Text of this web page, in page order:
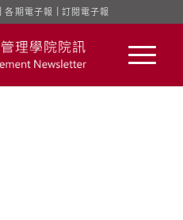
｜各期電子報 訂閱電子報